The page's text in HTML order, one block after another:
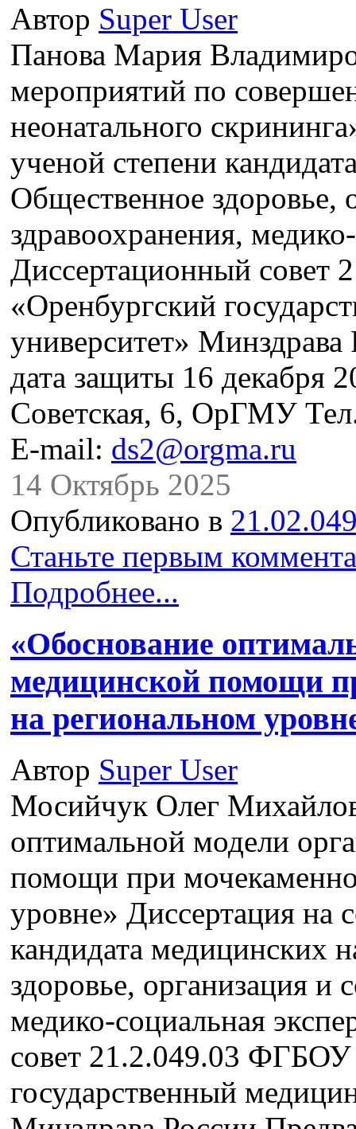
Автор Super User
Панова Мария
мероприятий по
неонатального
ученой степени
Общественное здоровье,
здравоохранения,
Диссертационный
«Оренбургский
университет» Минздрава
дата защиты 16 декабря
Советская, 6, ОрГМУ
E-mail: ds2@orgma.ru
14 Октябрь 2025
Опубликовано в
Станьте первым
Подробнее...
«Обоснование
медицинской помощи
на региональном
Автор Super User
Мосийчук Олег
оптимальной модели
помощи при
уровне» Диссертация на
кандидата медицинских
здоровье, организация и
медико-социальная
совет 21.2.049.03
государственный